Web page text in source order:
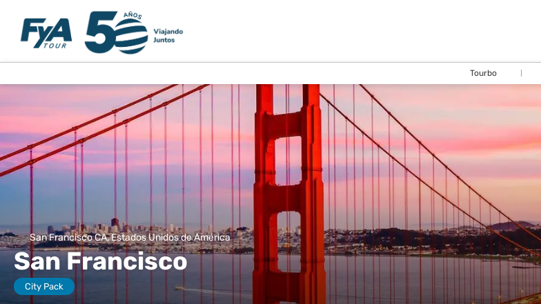
Tourbo
San Francisco CA, Estados Unidos de América
San Francisco
City Pack